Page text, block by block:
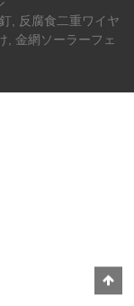
, 反腐食二重ワイヤ
, 金網ソーラーフェ